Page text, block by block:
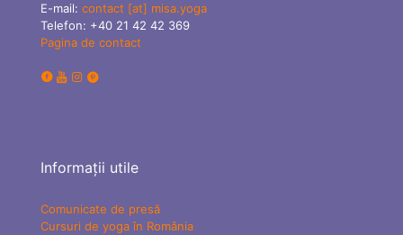
E-mail: contact [at] misa.yoga
Telefon: +40 21 42 42 369
Pagina de contact
Informații utile
Comunicate de presă
Cursuri de yoga în România